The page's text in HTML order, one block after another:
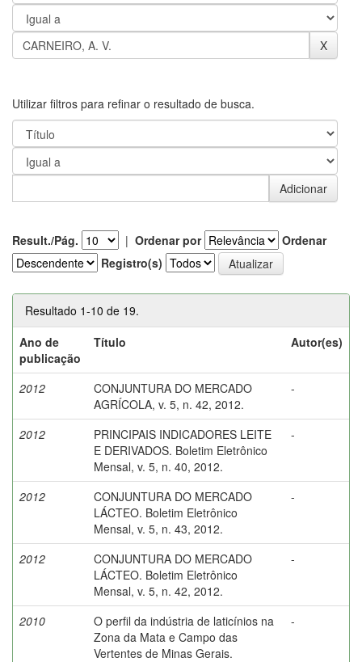
Utilizar filtros para refinar o resultado de busca.
Result./Pág. | Ordenar por
Ordenar
Registro(s)
Resultado 1-10 de 19.
Ano de
publicação
Título Autor(es)
2012
CONJUNTURA DO MERCADO
AGRÍCOLA, v. 5, n. 42, 2012.
-
2012
PRINCIPAIS INDICADORES LEITE
E DERIVADOS. Boletim Eletrônico
Mensal, v. 5, n. 40, 2012.
-
2012
CONJUNTURA DO MERCADO
LÁCTEO. Boletim Eletrônico
Mensal, v. 5, n. 43, 2012.
-
2012
CONJUNTURA DO MERCADO
LÁCTEO. Boletim Eletrônico
Mensal, v. 5, n. 42, 2012.
-
2010
O perfil da indústria de laticínios na
Zona da Mata e Campo das
Vertentes de Minas Gerais.
-